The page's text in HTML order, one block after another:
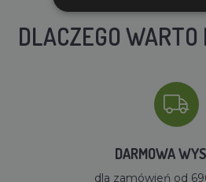
DLACZEGO
DARMOWA
dla zamówień od